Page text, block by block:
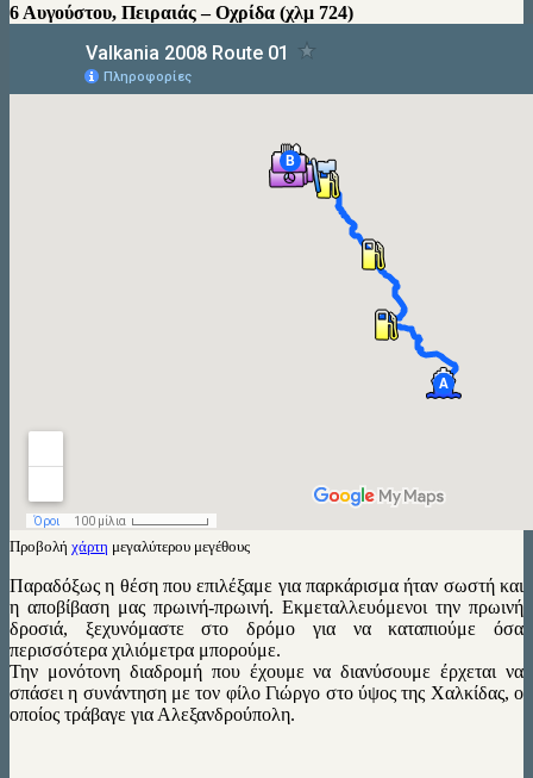
6 Αυγούστου, Πειραιάς – Οχρίδα (χλμ 724)
Προβολή χάρτη μεγαλύτερου μεγέθους
Παραδόξως η θέση που επιλέξαμε για παρκάρισμα ήταν σωστή και
η αποβίβαση μας πρωινή-πρωινή. Εκμεταλλευόμενοι την πρωινή
δροσιά, ξεχυνόμαστε στο δρόμο για να καταπιούμε όσα
περισσότερα χιλιόμετρα μπορούμε.
Την μονότονη διαδρομή που έχουμε να διανύσουμε έρχεται να
σπάσει η συνάντηση με τον φίλο Γιώργο στο ύψος της Χαλκίδας, ο
οποίος τράβαγε για Αλεξανδρούπολη.